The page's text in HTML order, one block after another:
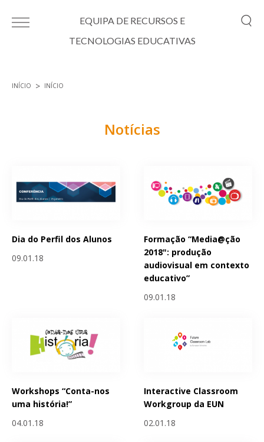
EQUIPA DE RECURSOS E
TECNOLOGIAS EDUCATIVAS
INÍCIO INÍCIO
Notícias
Dia do Perfil dos Alunos
09.01.18
Formação “Media@ção
2018": produção
audiovisual em contexto
educativo”
09.01.18
Workshops “Conta-nos
uma história!”
04.01.18
Interactive Classroom
Workgroup da EUN
02.01.18
Páginas